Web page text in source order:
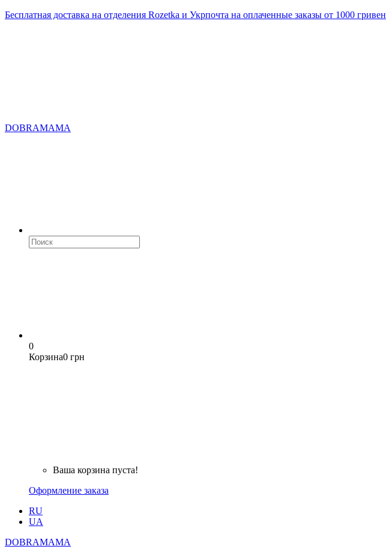
Бесплатная доставка на отделения Rozetka и Укрпочта на оплаченные заказы от 1000 гривен
DOBRAMAMA
0
Корзина0 грн
Ваша корзина пуста!
Оформление заказа
RU
UA
DOBRAMAMA